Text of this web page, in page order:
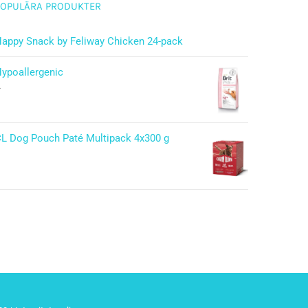
PRODUKTER
Snack by Feliway Chicken 24-pack
Dog Pouch Paté Multipack 4x300 g